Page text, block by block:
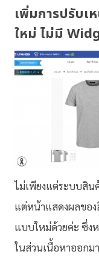
เพิ่มการปรับเ
ใหม่ ไม่มี
ไม่เพียงแต่ระบบสิน
แต่หน้าแสดงผลขอ
แบบใหม่ด้วยค่ะ ซึ่ง
ในส่วนเนื้อหาออก